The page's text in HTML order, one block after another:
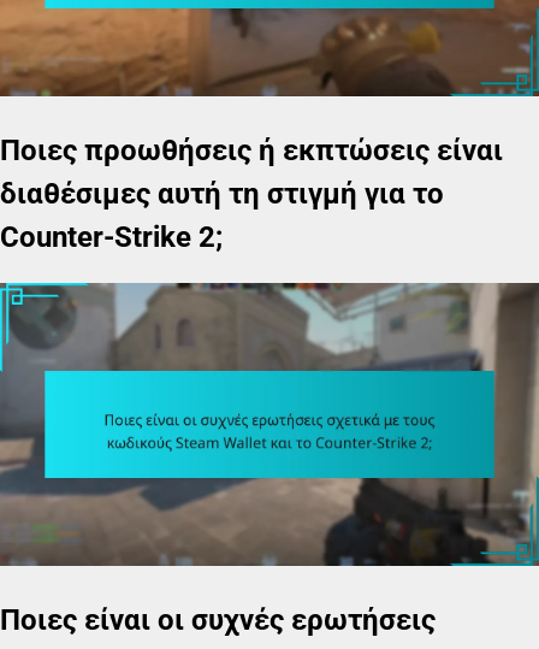
Ποιες προωθήσεις ή εκπτώσεις είναι
διαθέσιμες αυτή τη στιγμή για το
Counter-Strike 2;
Ποιες είναι οι συχνές ερωτήσεις